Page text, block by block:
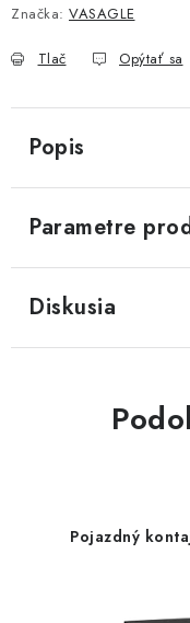
Značka: VASAGLE
Tlač Opýtať sa
Popis
Parametre
Diskusia
Pojazdný